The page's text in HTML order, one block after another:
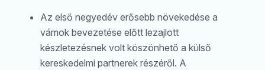
Az első negyedév erősebb növekedése a
vámok bevezetése előtt lezajlott
készletezésnek volt köszönhető a külső
kereskedelmi partnerek részéről. A